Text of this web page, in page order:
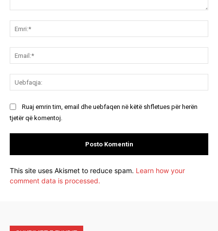
Ruaj emrin tim, email dhe uebfaqen në këtë shfletues për herën
tjetër që komentoj.
This site uses Akismet to reduce spam. Learn how your
comment data is processed.